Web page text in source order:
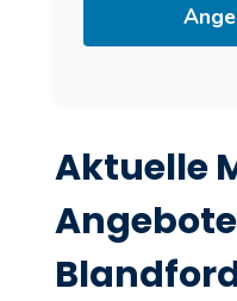
Aktuelle